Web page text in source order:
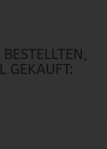
GEKAUFT: